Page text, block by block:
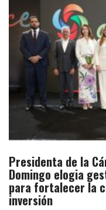
Presidenta de la
Domingo elogia
para fortalecer la
inversión